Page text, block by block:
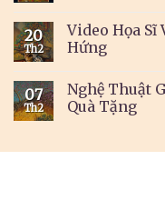
20
Th2
Video Họa Sĩ
Hứng
07
Th2
Nghệ Thuật
Quà Tặng